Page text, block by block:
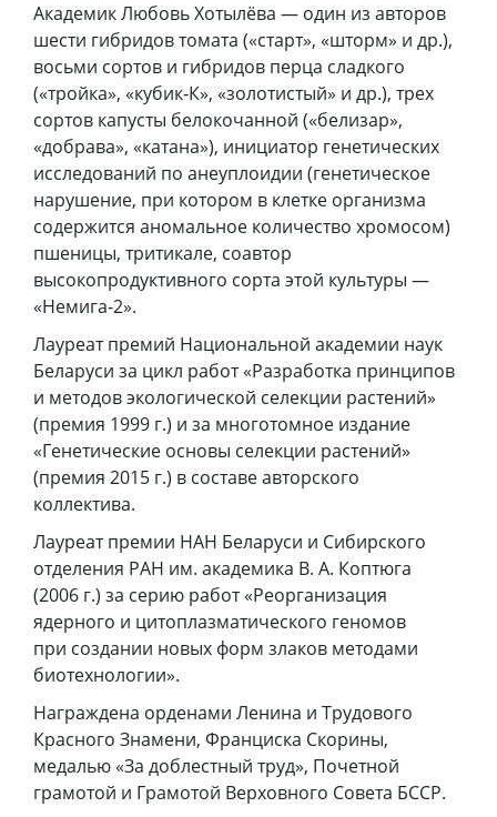
Академик Любовь Хотылёва — один из авторов
шести гибридов томата («старт», «шторм» и др.),
восьми сортов и гибридов перца сладкого
(«тройка», «кубик‑К», «золотистый» и др.), трех
сортов капусты белокочанной («белизар»,
«добрава», «катана»), инициатор генетических
исследований по анеуплоидии (генетическое
нарушение, при котором в клетке организма
содержится аномальное количество хромосом)
пшеницы, тритикале, соавтор
высокопродуктивного сорта этой культуры —
«Немига‑2».
Лауреат премий Национальной академии наук
Беларуси за цикл работ «Разработка принципов
и методов экологической селекции растений»
(премия 1999 г.) и за многотомное издание
«Генетические основы селекции растений»
(премия 2015 г.) в составе авторского
коллектива.
Лауреат премии НАН Беларуси и Сибирского
отделения РАН им. академика В. А. Коптюга
(2006 г.) за серию работ «Реорганизация
ядерного и цитоплазматического геномов
при создании новых форм злаков методами
биотехнологии».
Награждена орденами Ленина и Трудового
Красного Знамени, Франциска Скорины,
медалью «За доблестный труд», Почетной
грамотой и Грамотой Верховного Совета БССР.